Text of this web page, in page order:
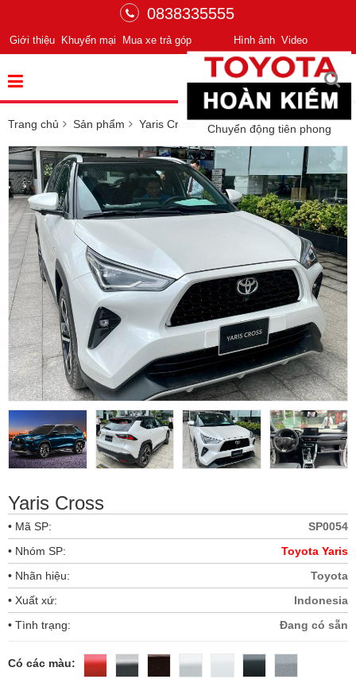
0838335555
Hình ảnh Video
Giới thiệu Khuyến mại Mua xe trả góp
Chuyển động tiên phong
Trang chủ Sản phẩm Yaris Cross
Yaris Cross
• Mã SP:
SP0054
• Nhóm SP:
Toyota Yaris
• Nhãn hiệu:
Toyota
• Xuất xứ:
Indonesia
• Tình trạng:
Đang có sẵn
Có các màu: